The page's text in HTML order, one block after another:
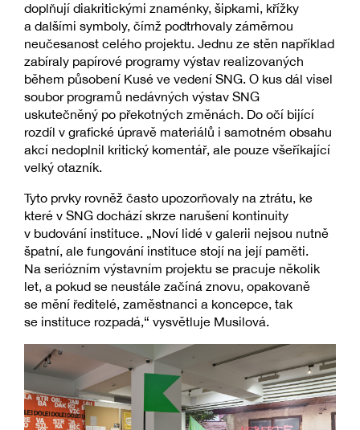
doplňují diakritickými znaménky, šipkami, křížky
a dalšími symboly, čímž podtrhovaly záměrnou
neučesanost celého projektu. Jednu ze stěn například
zabíraly papírové programy výstav realizovaných
během působení Kusé ve vedení SNG. O kus dál visel
soubor programů nedávných výstav SNG
uskutečněný po překotných změnách. Do očí bijící
rozdíl v grafické úpravě materiálů i samotném obsahu
akcí nedoplnil kritický komentář, ale pouze všeříkající
velký otazník.
Tyto prvky rovněž často upozorňovaly na ztrátu, ke
které v SNG dochází skrze narušení kontinuity
v budování instituce. „Noví lidé v galerii nejsou nutně
špatní, ale fungování instituce stojí na její paměti.
Na seriózním výstavním projektu se pracuje několik
let, a pokud se neustále začíná znovu, opakovaně
se mění ředitelé, zaměstnanci a koncepce, tak
se instituce rozpadá,“ vysvětluje Musilová.